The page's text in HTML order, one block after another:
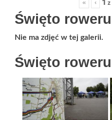
« ‹ z
Święto
Nie ma zdjęć w tej galerii.
Święto